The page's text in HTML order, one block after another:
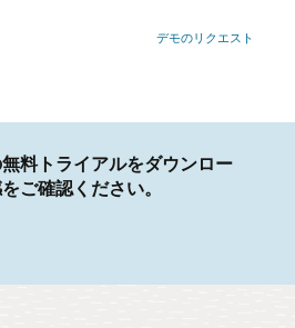
デモのリクエスト
料トライアルをダウンロー
ご確認ください。